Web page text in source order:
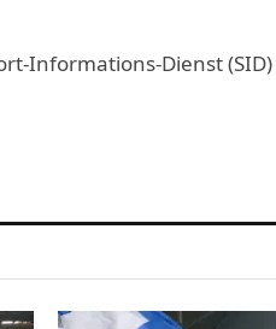
Informations-Dienst